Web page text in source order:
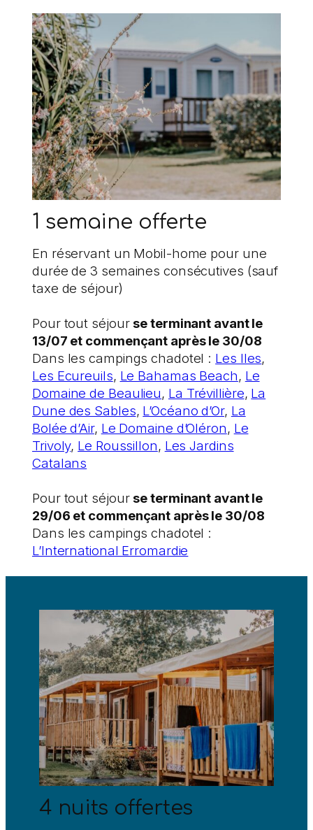
1 semaine offerte
En réservant un Mobil-home pour une
durée de 3 semaines consécutives (sauf
taxe de séjour)
Pour tout séjourse terminant avant le
13/07 et commençant après le 30/08
Dans les campings chadotel : Les Iles,
Les Ecureuils, Le Bahamas Beach, Le
Domaine de Beaulieu, La Trévillière, La
Dune des Sables, L’Océano d’Or, La
Bolée d’Air, Le Domaine d’Oléron, Le
Trivoly, Le Roussillon, Les Jardins
Catalans
Pour tout séjourse terminant avant le
29/06 et commençant après le 30/08
Dans les campings chadotel :
L’International Erromardie
4 nuits offertes